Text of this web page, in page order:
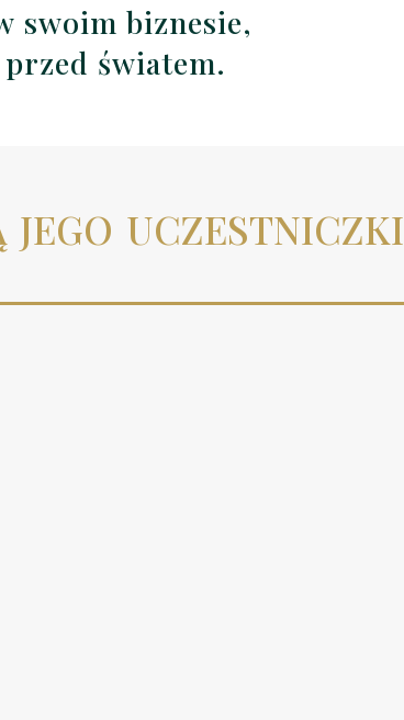
swoim biznesie,
światem.
jego uczestniczki